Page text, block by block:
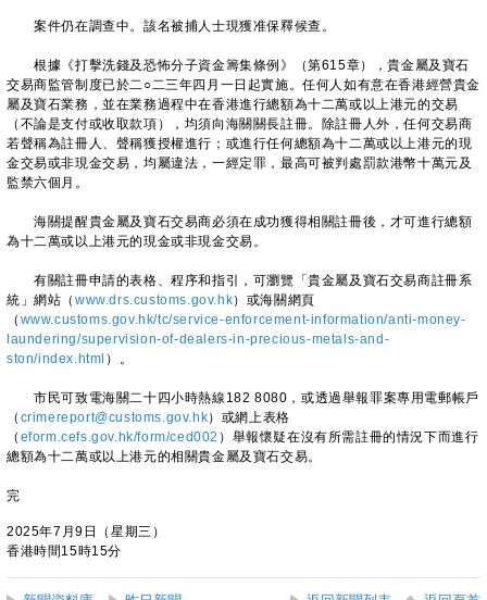
案件仍在調查中。該名被捕人士現獲准保釋候查。
根據《打擊洗錢及恐怖分子資金籌集條例》（第615章），貴金屬及寶石
交易商監管制度已於二○二三年四月一日起實施。任何人如有意在香港經營貴金
屬及寶石業務，並在業務過程中在香港進行總額為十二萬或以上港元的交易
（不論是支付或收取款項），均須向海關關長註冊。除註冊人外，任何交易商
若聲稱為註冊人、聲稱獲授權進行；或進行任何總額為十二萬或以上港元的現
金交易或非現金交易，均屬違法，一經定罪，最高可被判處罰款港幣十萬元及
監禁六個月。
海關提醒貴金屬及寶石交易商必須在成功獲得相關註冊後，才可進行總額
為十二萬或以上港元的現金或非現金交易。
有關註冊申請的表格、程序和指引，可瀏覽「貴金屬及寶石交易商註冊系
統」網站（ www.drs.customs.gov.hk）或海關網頁
（ www.customs.gov.hk/tc/service-enforcement-information/anti-money-
laundering/supervision-of-dealers-in-precious-metals-and-
ston/index.html ）。
市民可致電海關二十四小時熱線182 8080，或透過舉報罪案專用電郵帳戶
（ crimereport@customs.gov.hk）或網上表格
（ eform.cefs.gov.hk/form/ced002 ）舉報懷疑在沒有所需註冊的情況下而進行
總額為十二萬或以上港元的相關貴金屬及寶石交易。
完
2025年7月9日（星期三）
香港時間15時15分